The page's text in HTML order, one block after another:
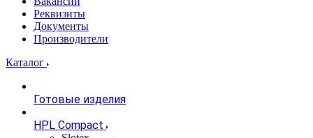
Реквизиты
Документы
Производители
Каталог
Готовые изделия
HPL Compact